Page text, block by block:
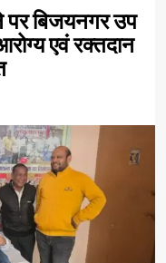
पर बिजयनगर उप
एवं रक्तदान